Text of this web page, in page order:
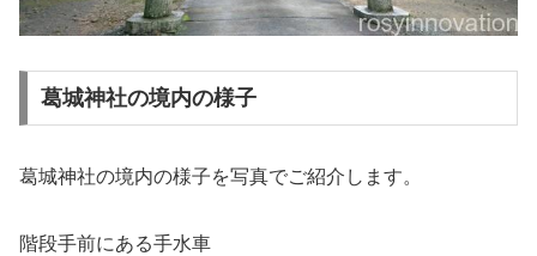
葛城神社の境内の様子
葛城神社の境内の様子を写真でご紹介します。
階段手前にある手水車